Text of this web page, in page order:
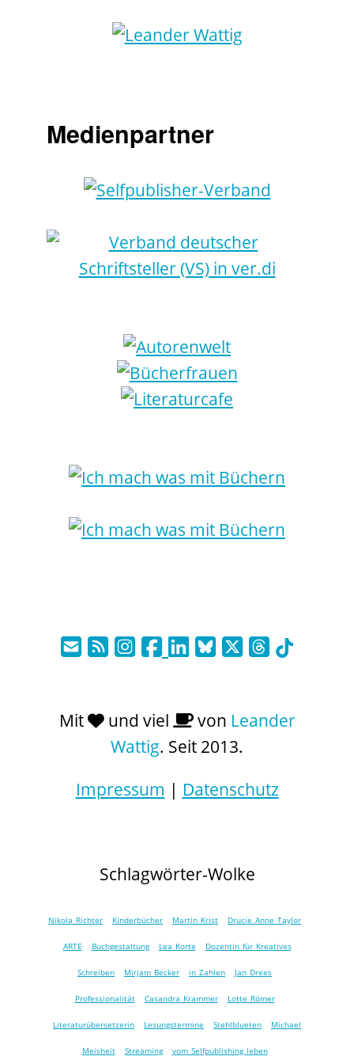
Medienpartner
Mit und viel von Leander
Wattig. Seit 2013.
Impressum | Datenschutz
Schlagwörter-Wolke
Nikola Richter Kinderbücher Martin Krist Drucie Anne Taylor
ARTE Buchgestaltung Lea Korte Dozentin für Kreatives
Schreiben Mirjam Becker in Zahlen Jan Drees
Professionalität Casandra Krammer Lotte Römer
Literaturübersetzerin Lesungstermine Stehlblueten Michael
Meisheit Streaming vom Selfpublishing leben